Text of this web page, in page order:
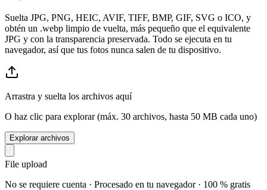
Suelta JPG, PNG, HEIC, AVIF, TIFF, BMP, GIF, SVG o ICO, y
obtén un .webp limpio de vuelta, más pequeño que el equivalente
JPG y con la transparencia preservada. Todo se ejecuta en tu
navegador, así que tus fotos nunca salen de tu dispositivo.
Arrastra y suelta los archivos aquí
O haz clic para explorar (máx. 30 archivos, hasta 50 MB cada uno)
Explorar archivos
File upload
No se requiere cuenta · Procesado en tu navegador · 100 % gratis